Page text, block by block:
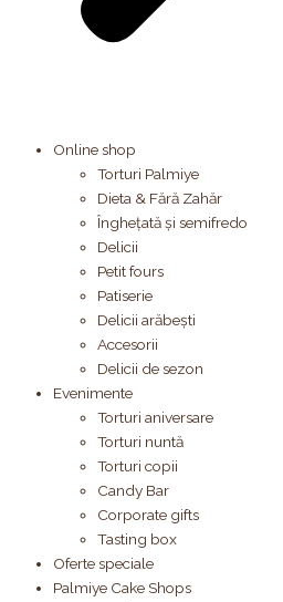
Online shop
Torturi Palmiye
Dieta & Fără Zahăr
Înghețată și semifredo
Delicii
Petit fours
Patiserie
Delicii arăbești
Accesorii
Delicii de sezon
Evenimente
Torturi aniversare
Torturi nuntă
Torturi copii
Candy Bar
Corporate gifts
Tasting box
Oferte speciale
Palmiye Cake Shops